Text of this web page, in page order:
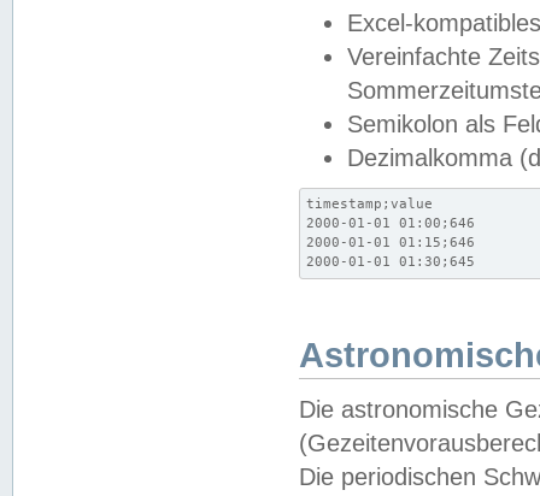
Excel-
Vereinfachte
Semikolon als
Dezimalkomma
timestamp;value
2000-01-01 01:00;646
2000-01-01 01:15;646
2000-01-01 01:30;645
Die astronomische
Die periodischen